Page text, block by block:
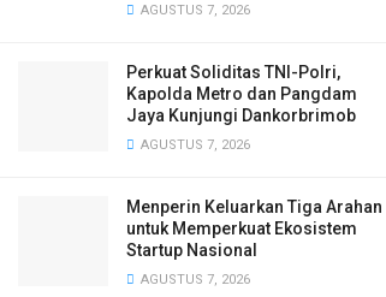
AGUSTUS 7, 2026
Perkuat Soliditas TNI-Polri,
Kapolda Metro dan Pangdam
Jaya Kunjungi Dankorbrimob
AGUSTUS 7, 2026
Menperin Keluarkan Tiga Arahan
untuk Memperkuat Ekosistem
Startup Nasional
AGUSTUS 7, 2026